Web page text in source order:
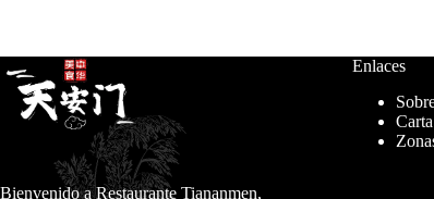
Bienvenido a Restaurante Tiananmen,
Enlaces
Carta